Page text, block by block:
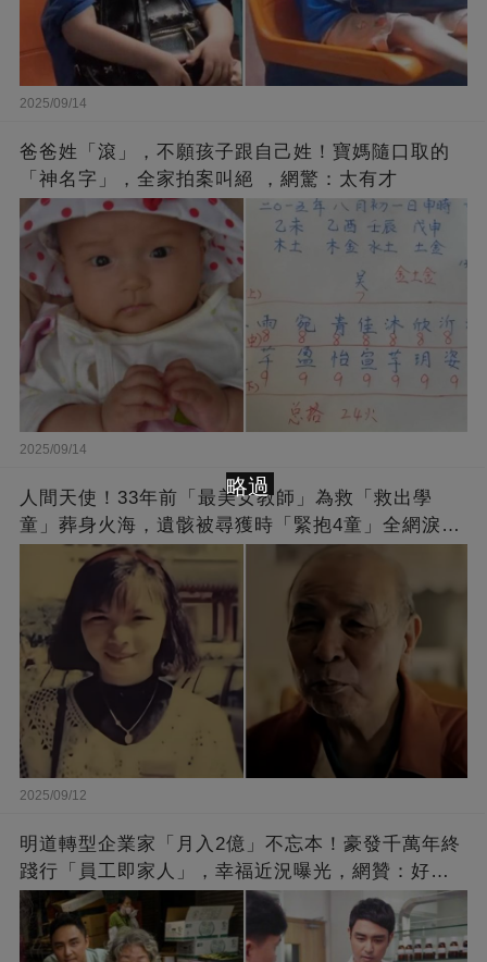
2025/09/14
爸爸姓「滾」，不願孩子跟自己姓！寶媽隨口取的
「神名字」，全家拍案叫絕 ，網驚：太有才
2025/09/14
人間天使！33年前「最美女教師」為救「救出學
童」葬身火海，遺骸被尋獲時「緊抱4童」全網淚
崩：真正的英雄不該被遺忘
2025/09/12
明道轉型企業家「月入2億」不忘本！豪發千萬年終
踐行「員工即家人」，幸福近況曝光，網贊：好老
闆的福報
略過